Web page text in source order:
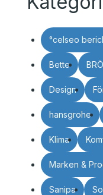
°celseo
Bette
Design
hansgrohe
Klima
Marken &
Sanipa